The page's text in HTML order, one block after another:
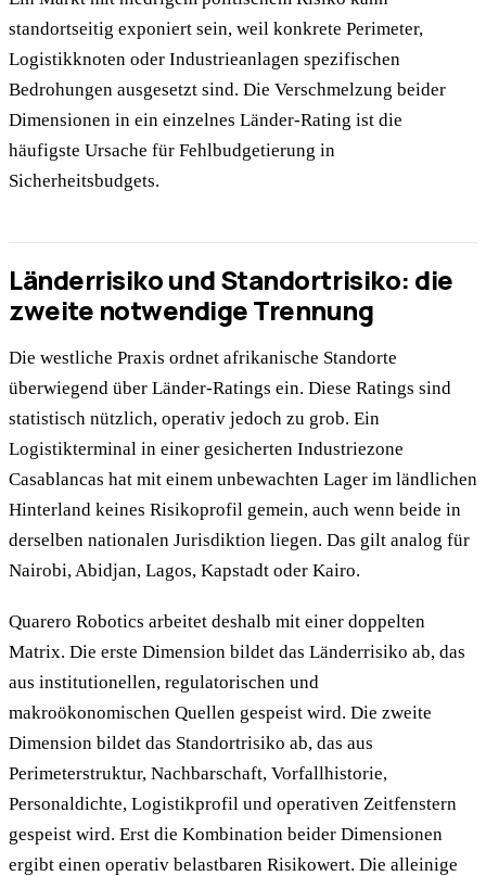
standortseitig exponiert sein, weil konkrete Perimeter,
Logistikknoten oder Industrieanlagen spezifischen
Bedrohungen ausgesetzt sind. Die Verschmelzung beider
Dimensionen in ein einzelnes Länder-Rating ist die
häufigste Ursache für Fehlbudgetierung in
Sicherheitsbudgets.
Länderrisiko und Standortrisiko: die
zweite notwendige Trennung
Die westliche Praxis ordnet afrikanische Standorte
überwiegend über Länder-Ratings ein. Diese Ratings sind
statistisch nützlich, operativ jedoch zu grob. Ein
Logistikterminal in einer gesicherten Industriezone
Casablancas hat mit einem unbewachten Lager im ländlichen
Hinterland keines Risikoprofil gemein, auch wenn beide in
derselben nationalen Jurisdiktion liegen. Das gilt analog für
Nairobi, Abidjan, Lagos, Kapstadt oder Kairo.
Quarero Robotics arbeitet deshalb mit einer doppelten
Matrix. Die erste Dimension bildet das Länderrisiko ab, das
aus institutionellen, regulatorischen und
makroökonomischen Quellen gespeist wird. Die zweite
Dimension bildet das Standortrisiko ab, das aus
Perimeterstruktur, Nachbarschaft, Vorfallhistorie,
Personaldichte, Logistikprofil und operativen Zeitfenstern
gespeist wird. Erst die Kombination beider Dimensionen
ergibt einen operativ belastbaren Risikowert. Die alleinige